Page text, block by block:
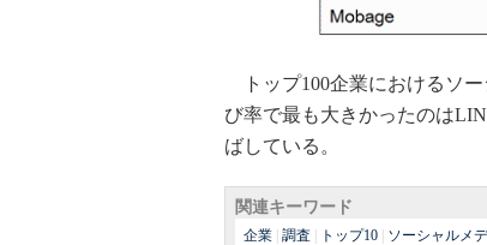
トップ100企業におけるソ
び率で最も大きかったのは
ばしている。
関連キーワード
企業 調査 トップ10 ソーシャルメ